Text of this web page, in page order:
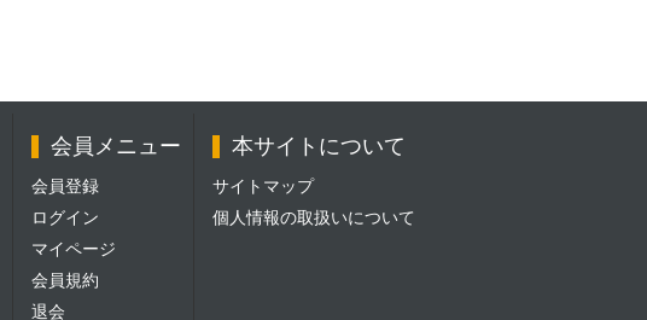
会員メニュー
会員登録
ログイン
マイページ
会員規約
退会
本サイトについて
サイトマップ
個人情報の取扱いについて